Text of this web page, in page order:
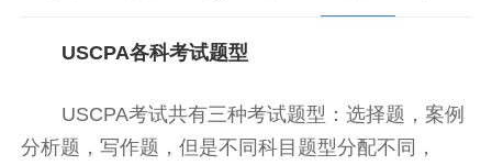
USCPA各科考试题型
USCPA考试共有三种考试题型：选择题，案例
分析题，写作题，但是不同科目题型分配不同，